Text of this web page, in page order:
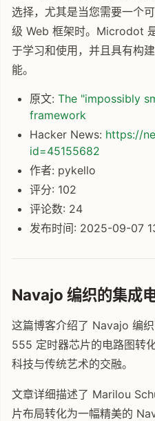
选择，尤其是当您需要一个
级 Web 框架时。Microdot
于学习和使用，并且具有构
能。
原文: The "impossibly
framework
Hacker News: https://
id=45155682
作者: pykello
评分: 102
评论数: 24
发布时间: 2025-09-07
Navajo 编织的集成
这篇博客介绍了 Navajo 编
555 定时器芯片的电路图转
科技与传统艺术的交融。
文章详细描述了 Marilou
片布局转化为一幅精美的